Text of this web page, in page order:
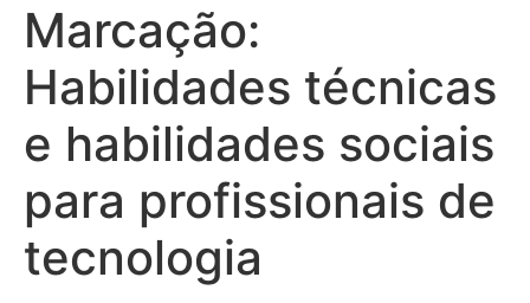
Marcação:
Habilidades técnicas
e habilidades sociais
para profissionais de
tecnologia